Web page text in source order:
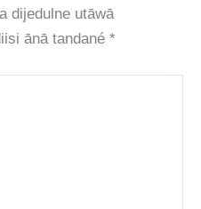
dijedulne utāwā
ānā tandané *